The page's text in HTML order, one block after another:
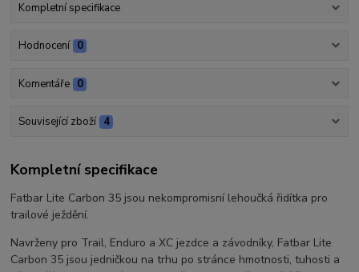
Kompletní specifikace
Hodnocení 0
Komentáře 0
Související zboží 4
Kompletní specifikace
Fatbar Lite Carbon 35 jsou nekompromisní lehoučká řidítka pro
trailové ježdění.
Navrženy pro Trail, Enduro a XC jezdce a závodníky, Fatbar Lite
Carbon 35 jsou jedničkou na trhu po stránce hmotnosti, tuhosti a